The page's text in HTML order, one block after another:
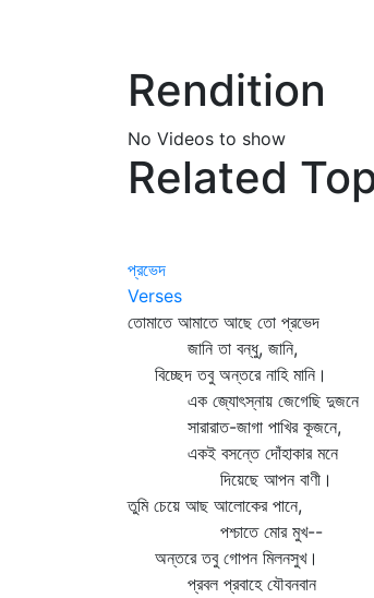
Rendition
No Videos to show
Related
প্রভেদ
Verses
তোমাতে আমাতে আছে তো প্রভেদ
জানি তা বন্ধু, জানি,
বিচ্ছেদ তবু অন্তরে নাহি মানি।
এক জ্যোৎস্নায় জেগেছি দুজনে
সারারাত-জাগা পাখির কূজনে,
একই বসন্তে দোঁহাকার মনে
দিয়েছে আপন বাণী।
তুমি চেয়ে আছ আলোকের পানে,
পশ্চাতে মোর মুখ--
অন্তরে তবু গোপন মিলনসুখ।
প্রবল প্রবাহে যৌবনবান